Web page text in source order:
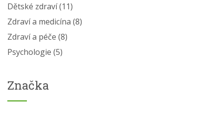
Dětské zdraví(11)
Zdraví a medicína (8)
Zdraví a péče (8)
Psychologie (5)
Značka